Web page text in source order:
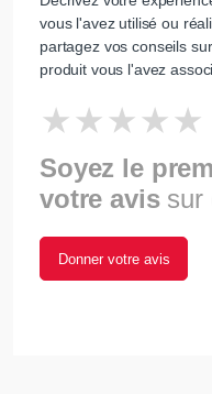
vous l'avez utilisé ou
partagez vos conseils
produit vous l'avez
Soyez le
votre avis sur
Donner votre avis